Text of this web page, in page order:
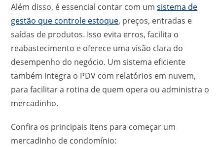
Além disso, é essencial contar com umsistema de
gestão que controle estoque, preços, entradas e
saídas de produtos. Isso evita erros, facilita o
reabastecimento e oferece uma visão clara do
desempenho do negócio. Um sistema eficiente
também integra o PDV com relatórios em nuvem,
para facilitar a rotina de quem opera ou administra o
mercadinho.
Confira os principais itens para começar um
mercadinho de condomínio: